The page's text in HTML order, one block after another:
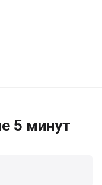
5 минут